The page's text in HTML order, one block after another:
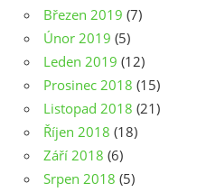
Březen 2019 (7)
Únor 2019 (5)
Leden 2019 (12)
Prosinec 2018 (15)
Listopad 2018 (21)
Říjen 2018 (18)
Září 2018 (6)
Srpen 2018 (5)